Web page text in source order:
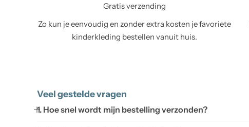
Gratis verzending
Zo kun je eenvoudig en zonder extra kosten je favoriete
kinderkleding bestellen vanuit huis.
Veel gestelde vragen
1. Hoe snel wordt mijn bestelling verzonden?